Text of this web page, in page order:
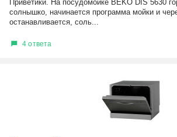
Приветики. На посудомойке BEKO DIS 5630
солнышко, начинается программа мойки и
останавливается, соль...
4 ответа